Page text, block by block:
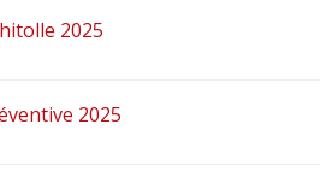
2025
2025